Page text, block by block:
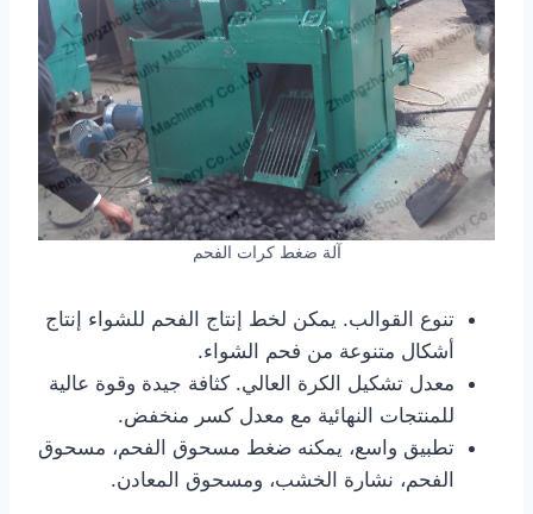
آلة ضغط كرات الفحم
تنوع القوالب. يمكن لخط إنتاج الفحم للشواء إنتاج
أشكال متنوعة من فحم الشواء.
معدل تشكيل الكرة العالي. كثافة جيدة وقوة عالية
للمنتجات النهائية مع معدل كسر منخفض.
تطبيق واسع، يمكنه ضغط مسحوق الفحم، مسحوق
الفحم، نشارة الخشب، ومسحوق المعادن.